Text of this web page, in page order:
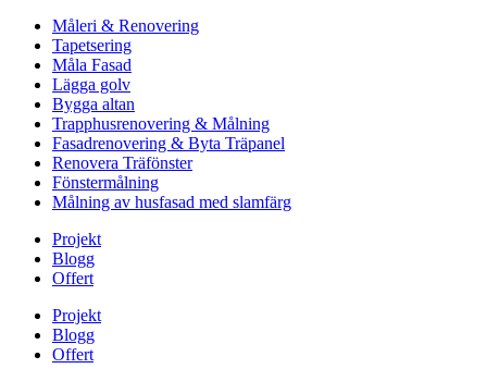
Måleri & Renovering
Tapetsering
Måla Fasad
Lägga golv
Bygga altan
Trapphusrenovering & Målning
Fasadrenovering & Byta Träpanel
Renovera Träfönster
Fönstermålning
Målning av husfasad med slamfärg
Projekt
Blogg
Offert
Projekt
Blogg
Offert